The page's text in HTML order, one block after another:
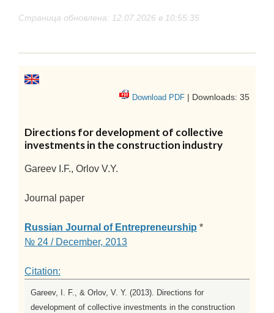
Страница обновлена: 12.07.2026 в 10:55:35
Download PDF | Downloads: 35
Directions for development of collective
investments in the construction industry
Gareev I.F., Orlov V.Y.
Journal paper
Russian Journal of Entrepreneurship *
№ 24 / December, 2013
Citation:
Gareev, I. F., & Orlov, V. Y. (2013). Directions for
development of collective investments in the construction